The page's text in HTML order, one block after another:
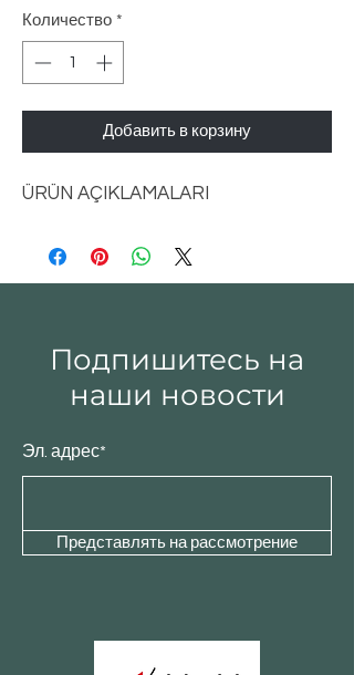
Количество *
Добавить в корзину
ÜRÜN AÇIKLAMALARI
Подпишитесь на
наши новости
Эл. адрес*
Представлять на рассмотрение